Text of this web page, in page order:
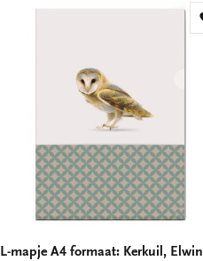
L-mapje A4 formaat: Kerkuil, Elwin